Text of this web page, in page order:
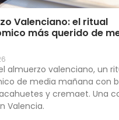
Valenciano: el ritual
más querido de
almuerzo valenciano, un
de media mañana con
y cremaet. Una
Valencia.